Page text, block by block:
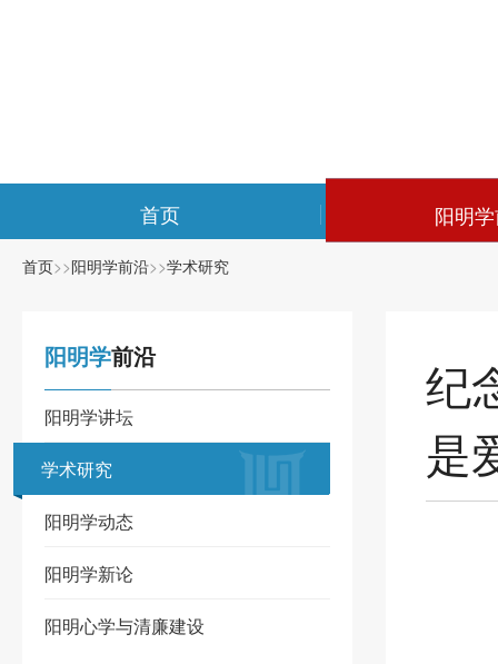
首页 阳明
首页>>阳明学前沿>>学术研究
阳明学前沿
学术研究
阳明学讲坛
学术研究
阳明学动态
阳明学新论
阳明心学与清廉建设
纪
是